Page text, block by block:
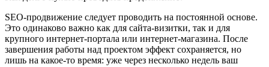
SEO-продвижение следует проводить на постоянной основе.
Это одинаково важно как для сайта-визитки, так и для
крупного интернет-портала или интернет-магазина. После
завершения работы над проектом эффект сохраняется, но
лишь на какое-то время: уже через несколько недель ваш